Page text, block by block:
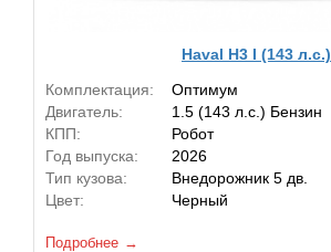
Haval H3 I (143 л.с.)
Комплектация:
Оптимум
Двигатель:
1.5 (143 л.с.) Бензин
КПП:
Робот
Год выпуска:
2026
Тип кузова:
Внедорожник 5 дв.
Цвет:
Черный
Подробнее